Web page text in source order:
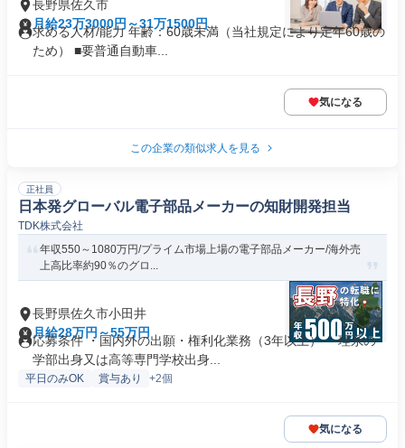
長野県佐久市
月給23万3000円～31万1500円
求める人材/能力 年齢：60歳未満（当社規定により定年60歳の
ため） ■要普通自動車...
気になる
この企業の類似求人を見る
正社員
日本発グローバル電子部品メーカーの知財開発担当
TDK株式会社
年収550～1080万円/プライム市場上場の電子部品メーカー/海外売
上高比率約90％のグロ...
長野県佐久市小田井
月給28万円～55万円
応募条件 ・国内外の出願・権利化業務（3年以上） ・理系の
学部出身又は高等専門学校出身...
平日のみOK 賞与あり +2個
気になる